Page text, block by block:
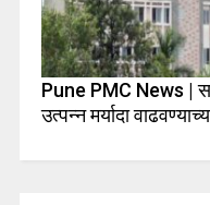
Pune PMC News |
उत्पन्न मर्यादा